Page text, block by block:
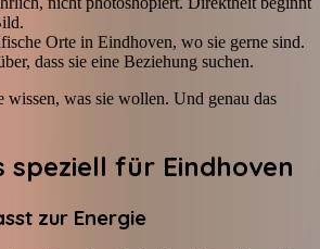
Orte in Eindhoven, wo sie gerne sind.
dass sie eine Beziehung suchen.
wissen, was sie wollen. Und genau das
speziell für Eindhoven
zur Energie